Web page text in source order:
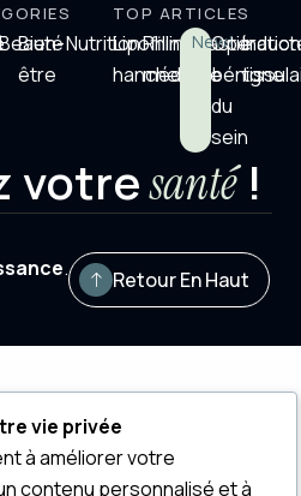
Beauté
Bien-
être
Nutrition
TOP ARTICLES
Lipofilling
hanche
Rhinoplastie
médicale
New!Opération
bénigne
du
sein
votresanté!
. Retour En Haut
vie privée
à améliorer votre
contenu personnalisé et à